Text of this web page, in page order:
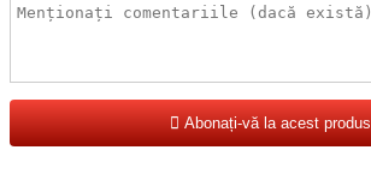
Abonați-vă la acest produs